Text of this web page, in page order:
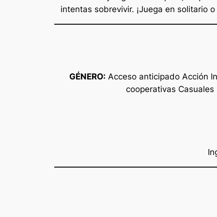
intentas sobrevivir. ¡Juega en solitario
GÉNERO: Acceso anticipado Acción
cooperativas